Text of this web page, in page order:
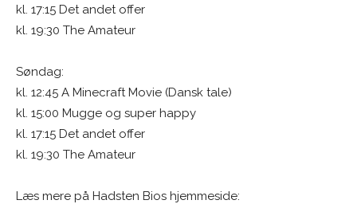
kl. 17:15 Det andet offer
kl. 19:30 The Amateur
Søndag:
kl. 12:45 A Minecraft Movie (Dansk tale)
kl. 15:00 Mugge og super happy
kl. 17:15 Det andet offer
kl. 19:30 The Amateur
Læs mere på Hadsten Bios hjemmeside: